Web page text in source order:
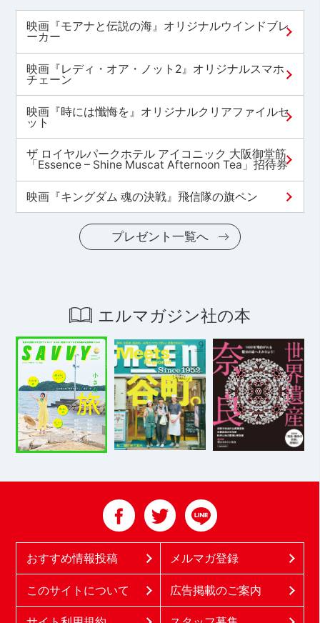
映画『モアナと伝説の海』オリジナルウインドブレ
ーカー
映画『レディ・オア・ノット2』オリジナルスマホ
チェーン
映画『時には懺悔を』オリジナルクリアファイルセ
ット
ザ ロイヤルパークホテル アイコニック 大阪御堂筋
「Essence – Shine Muscat Afternoon Tea」招待券
映画『キングダム 魂の決戦』飛信隊の旗ペン
プレゼント一覧へ
エルマガジン社の本
おすすめ情報投稿 メルマガ登録
このサイトについて 広告掲載のご案内